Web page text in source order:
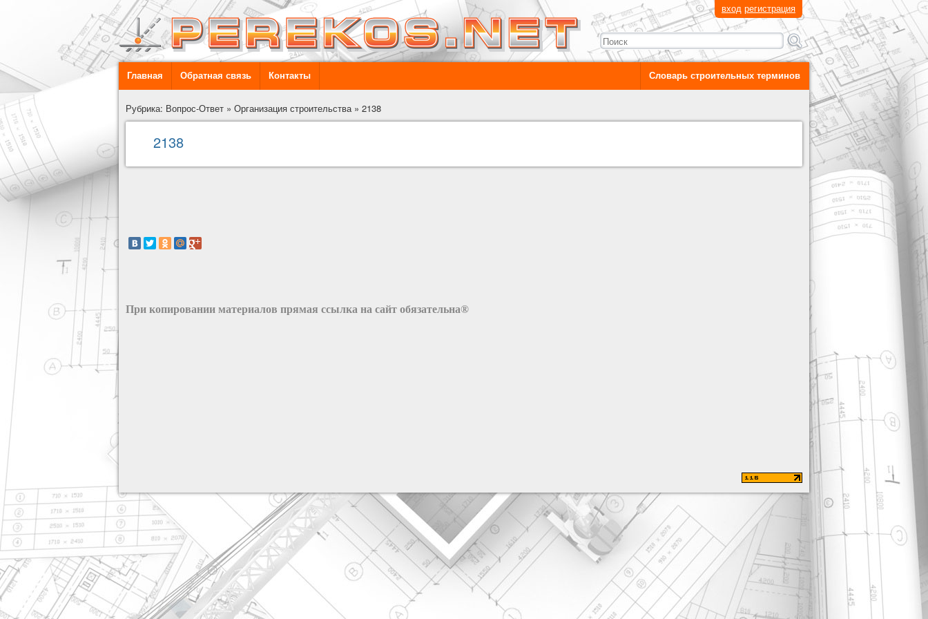
вход регистрация
Главная Обратная связь Контакты Словарь строительных терминов
Рубрика: Вопрос-Ответ » Организация строительства» 2138
2138
При копировании материалов прямая ссылка на сайт обязательна®